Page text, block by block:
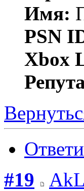
Имя:
PSN
Xbox
#19